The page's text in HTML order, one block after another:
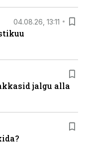
04.08.26, 13:11
jalgu alla